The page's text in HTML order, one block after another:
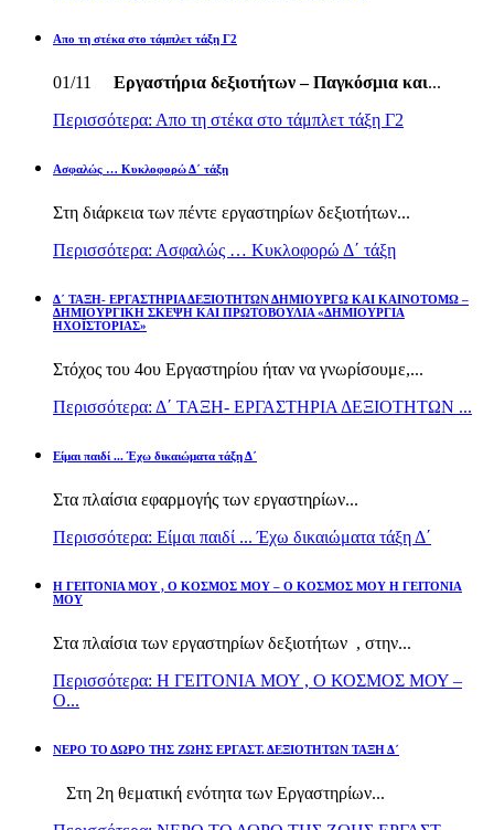
Απο τη στέκα στο τάμπλετ τάξη Γ2
01/11 Εργαστήρια δεξιοτήτων – Παγκόσμια και...
Περισσότερα: Απο τη στέκα στο τάμπλετ τάξη Γ2
Ασφαλώς … Κυκλοφορώ Δ΄ τάξη
Στη διάρκεια των πέντε εργαστηρίων δεξιοτήτων...
Περισσότερα: Ασφαλώς … Κυκλοφορώ Δ΄ τάξη
Δ΄ ΤΑΞΗ- ΕΡΓΑΣΤΗΡΙΑ ΔΕΞΙΟΤΗΤΩΝ ΔΗΜΙΟΥΡΓΩ ΚΑΙ ΚΑΙΝΟΤΟΜΩ –
ΔΗΜΙΟΥΡΓΙΚΗ ΣΚΕΨΗ ΚΑΙ ΠΡΩΤΟΒΟΥΛΙΑ «ΔΗΜΙΟΥΡΓΙΑ
ΗΧΟΪΣΤΟΡΙΑΣ»
Στόχος του 4ου Εργαστηρίου ήταν να γνωρίσουμε,...
Περισσότερα: Δ΄ ΤΑΞΗ- ΕΡΓΑΣΤΗΡΙΑ ΔΕΞΙΟΤΗΤΩΝ ...
Είμαι παιδί ... Έχω δικαιώματα τάξη Δ΄
Στα πλαίσια εφαρμογής των εργαστηρίων...
Περισσότερα: Είμαι παιδί ... Έχω δικαιώματα τάξη Δ΄
Η ΓΕΙΤΟΝΙΑ ΜΟΥ , Ο ΚΟΣΜΟΣ ΜΟΥ – Ο ΚΟΣΜΟΣ ΜΟΥ Η ΓΕΙΤΟΝΙΑ
ΜΟΥ
Στα πλαίσια των εργαστηρίων δεξιοτήτων , στην...
Περισσότερα: Η ΓΕΙΤΟΝΙΑ ΜΟΥ , Ο ΚΟΣΜΟΣ ΜΟΥ –
Ο...
ΝΕΡΟ ΤΟ ΔΩΡΟ ΤΗΣ ΖΩΗΣ ΕΡΓΑΣΤ. ΔΕΞΙΟΤΗΤΩΝ ΤΑΞΗ Δ΄
Στη 2η θεματική ενότητα των Εργαστηρίων...